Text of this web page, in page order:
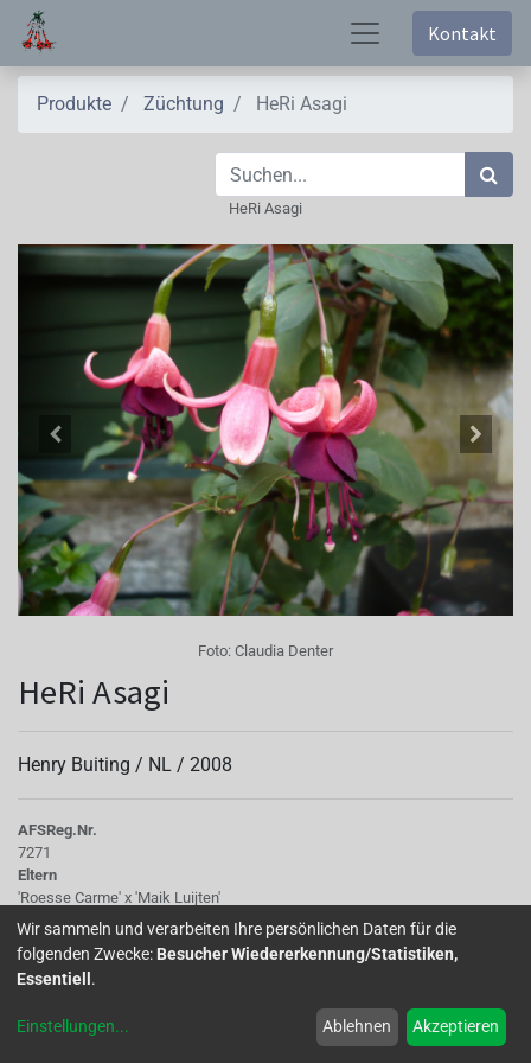
Kontakt
Produkte Züchtung HeRi Asagi
HeRi Asagi
Foto: Claudia Denter
HeRi Asagi
Henry Buiting / NL / 2008
AFSReg.Nr.
7271
Eltern
'Roesse Carme' x 'Maik Luijten'
Knospe/Blüte
Blüte halbgefüllt
Wuchs
Aufrecht bis halbhängend
Wir sammeln und verarbeiten Ihre persönlichen Daten für die
folgenden Zwecke: Besucher Wiedererkennung/Statistiken,
Essentiell .
Einstellungen... Ablehnen Akzeptieren